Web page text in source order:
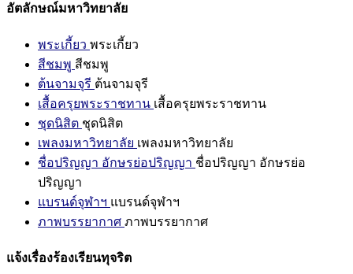
อัตลักษณ์มหาวิทยาลัย
พระเกี้ยว พระเกี้ยว
สีชมพู สีชมพู
ต้นจามจุรี ต้นจามจุรี
เสื้อครุยพระราชทาน เสื้อครุยพระราชทาน
ชุดนิสิต ชุดนิสิต
เพลงมหาวิทยาลัย เพลงมหาวิทยาลัย
ชื่อปริญญา อักษรย่อปริญญา ชื่อปริญญา อักษรย่อ
ปริญญา
แบรนด์จุฬาฯ แบรนด์จุฬาฯ
ภาพบรรยากาศ ภาพบรรยากาศ
แจ้งเรื่องร้องเรียนทุจริต